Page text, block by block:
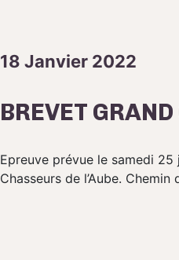
18 Janvier 2022
BREVET
Epreuve prévue le samedi 25
Chasseurs de l’Aube.